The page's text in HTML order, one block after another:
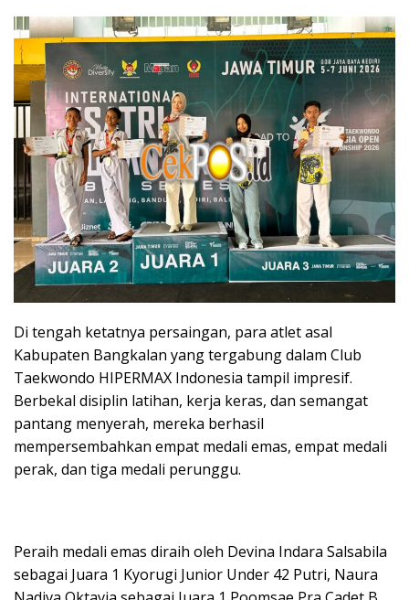
Di tengah ketatnya persaingan, para atlet asal
Kabupaten Bangkalan yang tergabung dalam Club
Taekwondo HIPERMAX Indonesia tampil impresif.
Berbekal disiplin latihan, kerja keras, dan semangat
pantang menyerah, mereka berhasil
mempersembahkan empat medali emas, empat medali
perak, dan tiga medali perunggu.
Peraih medali emas diraih oleh Devina Indara Salsabila
sebagai Juara 1 Kyorugi Junior Under 42 Putri, Naura